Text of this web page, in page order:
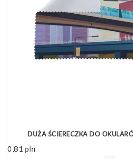
DUŻA ŚCIERECZKA DO
0,81 pln